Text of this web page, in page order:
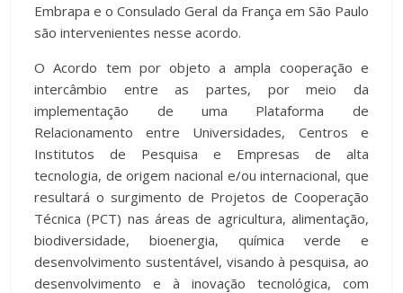
Embrapa e o Consulado Geral da França em São Paulo
são intervenientes nesse acordo.
O Acordo tem por objeto a ampla cooperação e
intercâmbio entre as partes, por meio da
implementação de uma Plataforma de
Relacionamento entre Universidades, Centros e
Institutos de Pesquisa e Empresas de alta
tecnologia, de origem nacional e/ou internacional, que
resultará o surgimento de Projetos de Cooperação
Técnica (PCT) nas áreas de agricultura, alimentação,
biodiversidade, bioenergia, química verde e
desenvolvimento sustentável, visando à pesquisa, ao
desenvolvimento e à inovação tecnológica, com